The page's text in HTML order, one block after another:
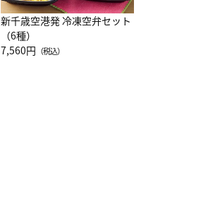
新千歳空港発 冷凍空弁セット
（6種）
7,560円 （税込）